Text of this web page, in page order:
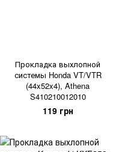
Прокладка выхлопной
системы Honda VT/VTR
(44x52x4), Athena
S410210012010
119 грн